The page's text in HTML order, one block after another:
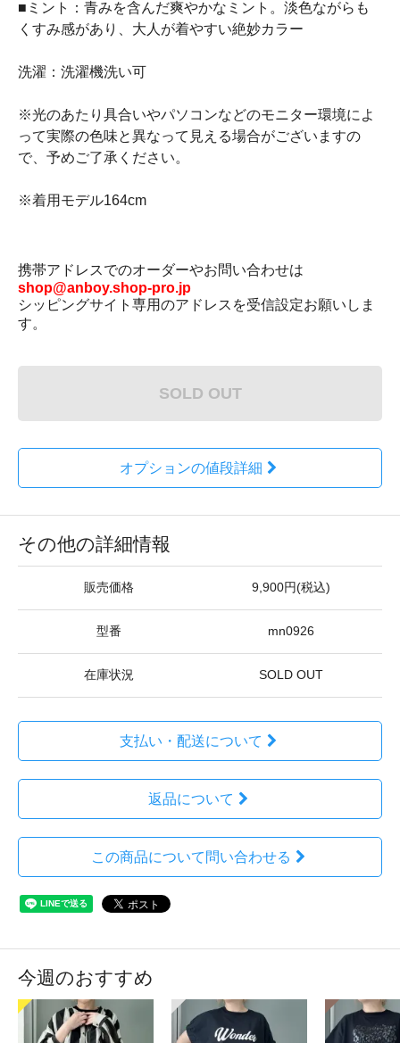
■ミント：青みを含んだ爽やかなミント。淡色ながらも
くすみ感があり、大人が着やすい絶妙カラー
洗濯：洗濯機洗い可
※光のあたり具合いやパソコンなどのモニター環境によ
って実際の色味と異なって見える場合がございますの
で、予めご了承ください。
※着用モデル164cm
携帯アドレスでのオーダーやお問い合わせは
shop@anboy.shop-pro.jp
シッピングサイト専用のアドレスを受信設定お願いしま
す。
SOLD OUT
オプションの値段詳細
その他の詳細情報
販売価格 9,900円(税込)
型番 mn0926
在庫状況 SOLD OUT
支払い・配送について
返品について
この商品について問い合わせる
今週のおすすめ